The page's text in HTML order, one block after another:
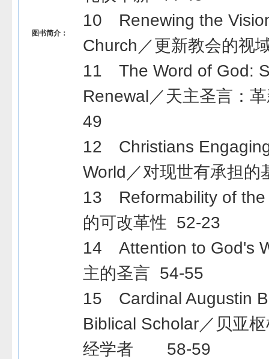
图书简介：
10 Renewing the
Church／更新教会的
11 The Word of God:
Renewal／天主圣言：
49
12 Christians
World／对现世有承担
13 Reformability of the
的可改革性 52-23
14 Attention to God's
主的圣言 54-55
15 Cardinal Augustin
Biblical Scholar／贝亚
经学者 58-59